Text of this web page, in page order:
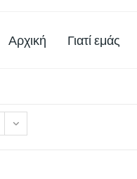
Αρχική Γιατί εμάς